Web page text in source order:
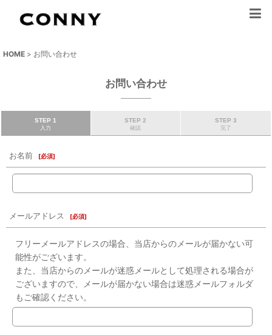
HOME > お問い合わせ
お問い合わせ
STEP 1
入力
STEP 2
確認
STEP 3
完了
お名前 [必須]
メールアドレス [必須]
フリーメールアドレスの場合、当店からのメールが届かない可
能性がございます。
また、当店からのメールが迷惑メールとして処理される場合が
ございますので、メールが届かない場合は迷惑メールフォルダ
もご確認ください。